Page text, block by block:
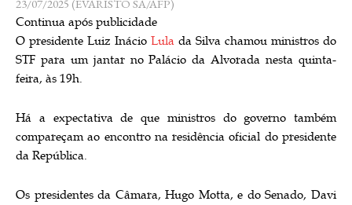
23/07/2025 (EVARISTO SA/AFP)
Continua após publicidade
O presidente Luiz Inácio Lula da Silva chamou ministros do
STF para um jantar no Palácio da Alvorada nesta quinta-
feira, às 19h.
Há a expectativa de que ministros do governo também
compareçam ao encontro na residência oficial do presidente
da República.
Os presidentes da Câmara, Hugo Motta, e do Senado, Davi